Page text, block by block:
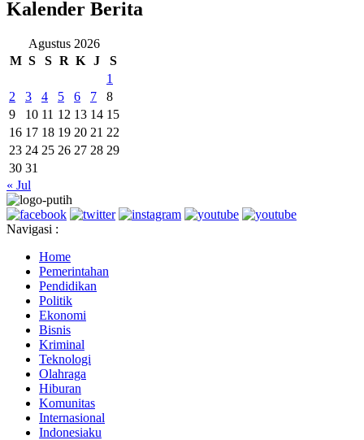
Kalender Berita
Agustus 2026
M S S R K J
S
1
2
3 4 5 6 7
8
9
10 11 12 13 14 15
16 17 18 19 20 21 22
23 24 25 26 27 28 29
30 31
« Jul
Navigasi :
Home
Pemerintahan
Pendidikan
Politik
Ekonomi
Bisnis
Kriminal
Teknologi
Olahraga
Hiburan
Komunitas
Internasional
Indonesiaku